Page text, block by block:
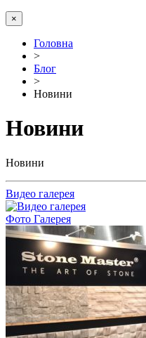
×
Головна
>
Блог
>
Новини
Новини
Новини
Видео галерея
Фото Галерея